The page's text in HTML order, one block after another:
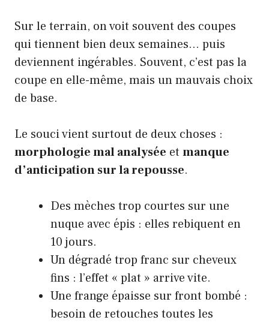
Sur le terrain, on voit souvent des coupes
qui tiennent bien deux semaines… puis
deviennent ingérables. Souvent, c’est pas la
coupe en elle-même, mais un mauvais choix
de base.
Le souci vient surtout de deux choses :
morphologie mal analysée et manque
d’anticipation sur la repousse.
Des mèches trop courtes sur une
nuque avec épis : elles rebiquent en
10 jours.
Un dégradé trop franc sur cheveux
fins : l’effet « plat » arrive vite.
Une frange épaisse sur front bombé :
besoin de retouches toutes les